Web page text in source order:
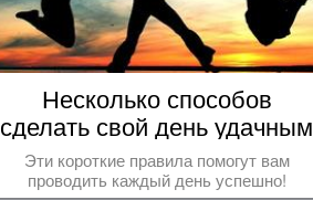
Несколько способов
сделать свой день удачным
Эти короткие правила помогут вам
проводить каждый день успешно!